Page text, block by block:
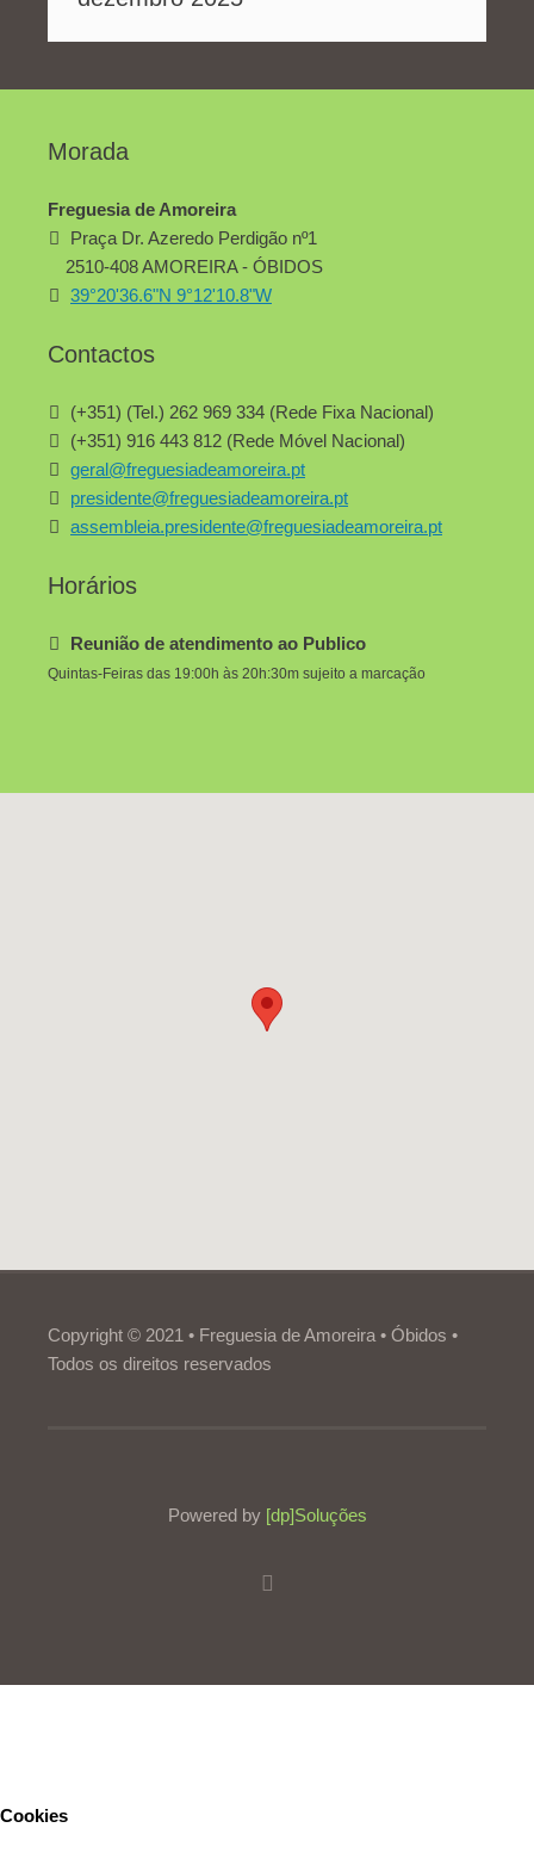
Morada
Freguesia de Amoreira
Praça Dr. Azeredo Perdigão nº1
2510-408 AMOREIRA - ÓBIDOS
39°20'36.6"N 9°12'10.8"W
Contactos
(+351) (Tel.) 262 969 334 (Rede Fixa Nacional)
(+351) 916 443 812 (Rede Móvel Nacional)
geral@freguesiadeamoreira.pt
presidente@freguesiadeamoreira.pt
assembleia.presidente@freguesiadeamoreira.pt
Horários
Reunião de atendimento ao Publico
Quintas-Feiras das 19:00h às 20h:30m sujeito a marcação
Copyright © 2021 • Freguesia de Amoreira • Óbidos •
Todos os direitos reservados
Powered by [dp]Soluções
Cookies